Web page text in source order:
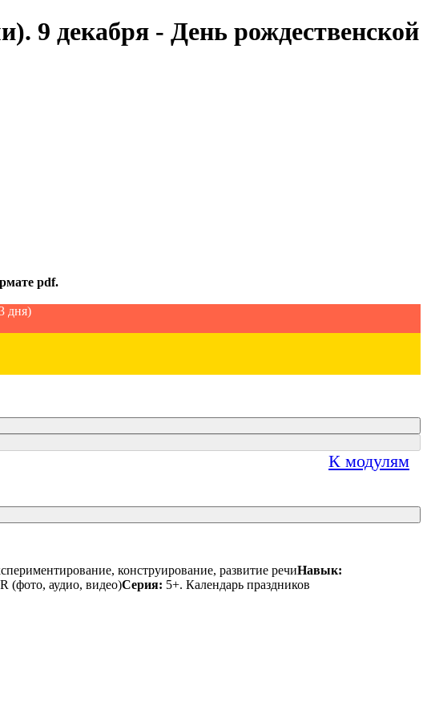
9 декабря - День рождественской
pdf.
дня)
К модулям
конструирование, развитие речиНавык:
(фото, аудио, видео)Серия: 5+. Календарь праздников